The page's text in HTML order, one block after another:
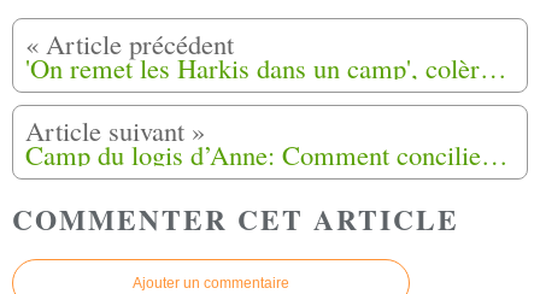
'On remet les Harkis dans un camp', colère au carré musulman du cimetière de Mas-Thibert à Arles (13)
Camp du logis d’Anne: Comment concilier démarche mémorielle et environnementale ?
COMMENTER CET ARTICLE
Ajouter un commentaire